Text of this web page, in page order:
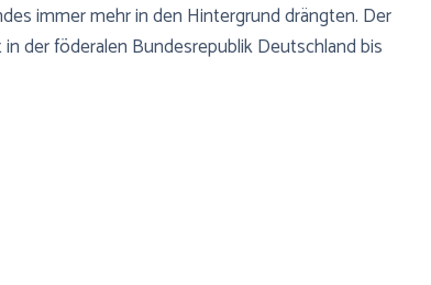
immer mehr in den Hintergrund drängten. Der
der föderalen Bundesrepublik Deutschland bis